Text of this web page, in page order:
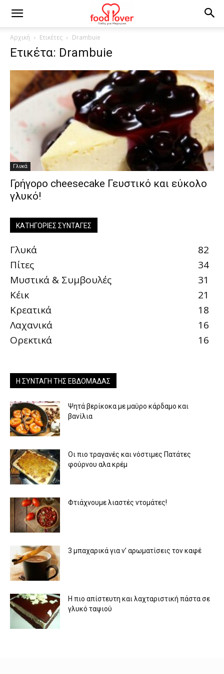
Αρχική Ετικέτες Drambuie
Ετικέτα: Drambuie
Γλυκά
Γρήγορο cheesecake Γευστικό και εύκολο
γλυκό!
ΚΑΤΗΓΟΡΊΕΣ ΣΥΝΤΑΓΈΣ
Γλυκά
82
Πίτες
34
Μυστικά & Συμβουλές
31
Κέικ
21
Κρεατικά
18
Λαχανικά
16
Ορεκτικά
16
Η ΣΥΝΤΑΓΉ ΤΗΣ ΕΒΔΟΜΆΔΑΣ
Ψητά βερίκοκα με μαύρο κάρδαμο και
βανίλια
Οι πιο τραγανές και νόστιμες Πατάτες
φούρνου αλα κρέμ
Φτιάχνουμε λιαστές ντομάτες!
3 μπαχαρικά για ν’ αρωματίσεις τον καφέ
Η πιο απίστευτη και λαχταριστική πάστα σε
γλυκό ταψιού